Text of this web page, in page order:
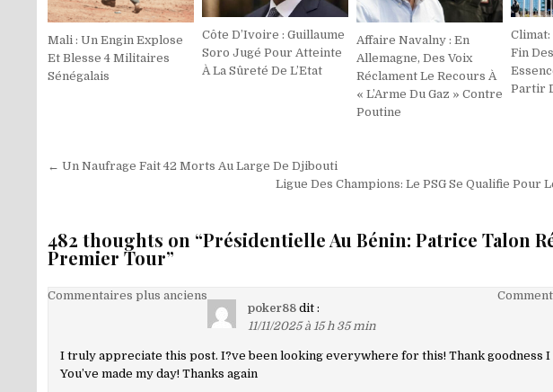
Mali : Un Engin Explose
Et Blesse 4 Militaires
Sénégalais
Côte D’Ivoire : Guillaume
Soro Jugé Pour Atteinte
À La Sûreté De L’Etat
Affaire Navalny : En
Allemagne, Des Voix
Réclament Le Recours À
« L’Arme Du Gaz » Contre
Poutine
Fin
Partir
Navigation
← Un Naufrage Fait 42 Morts Au Large De Djibouti
Ligue Des Champions: Le PSG Se Qualifie Pour
482 thoughts on “Présidentielle Au Bénin: Patrice Talon
Premier Tour”
Navigation
les
commentaires
Commentaires plus anciens
poker88 dit :
11/11/2025 à 15 h 35 min
I truly appreciate this post. I?ve been looking everywhere for this! Thank goodness I
You’ve made my day! Thanks again